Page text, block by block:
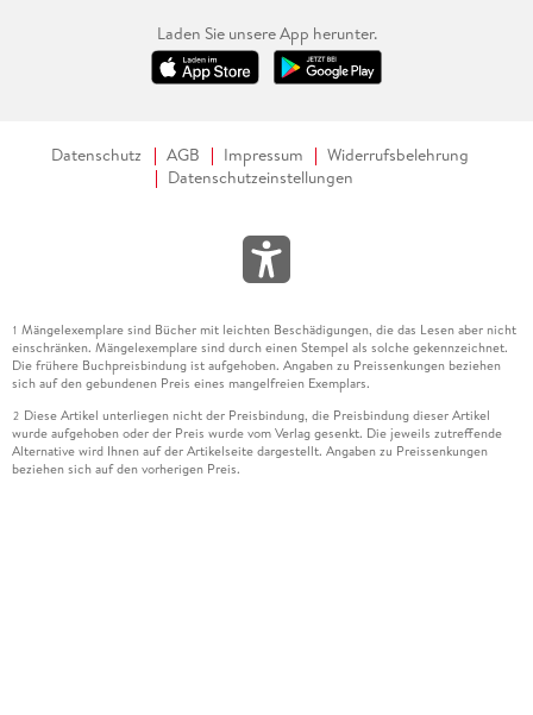
Laden Sie unsere App herunter.
Datenschutz AGB Impressum
Widerrufsbelehrung
Datenschutzeinstellungen
1 Mängelexemplare sind Bücher mit leichten Beschädigungen, die das Lesen aber nicht
einschränken. Mängelexemplare sind durch einen Stempel als solche gekennzeichnet.
Die frühere Buchpreisbindung ist aufgehoben. Angaben zu Preissenkungen beziehen
sich auf den gebundenen Preis eines mangelfreien Exemplars.
2 Diese Artikel unterliegen nicht der Preisbindung, die Preisbindung dieser Artikel
wurde aufgehoben oder der Preis wurde vom Verlag gesenkt. Die jeweils zutreffende
Alternative wird Ihnen auf der Artikelseite dargestellt. Angaben zu Preissenkungen
beziehen sich auf den vorherigen Preis.